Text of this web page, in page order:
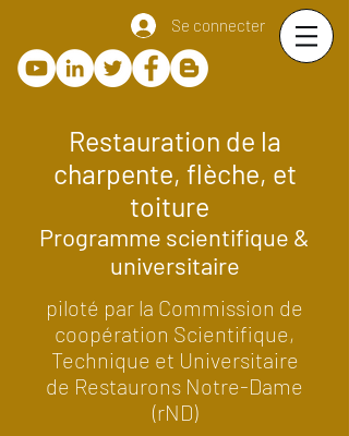
Se connecter
Restauration de la
charpente, flèche, et
toiture
Programme scientifique &
universitaire
piloté par la Commission de
coopération Scientifique,
Technique et Universitaire
de Restaurons Notre-Dame
(rND)